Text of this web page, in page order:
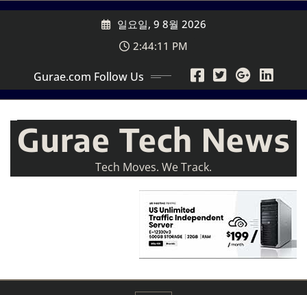
Skip
일요일, 9 8월 2026
2:44:13 PM
Gurae.com Follow Us
Gurae Tech News
Tech Moves. We Track.